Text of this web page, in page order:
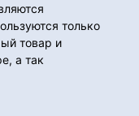
только
товар и
а так